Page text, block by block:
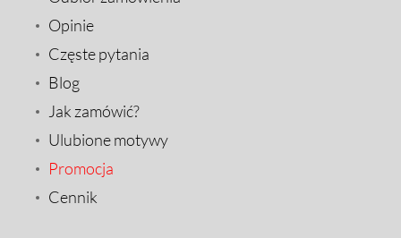
Opinie
Częste pytania
Blog
Jak zamówić?
Ulubione motywy
Promocja
Cennik